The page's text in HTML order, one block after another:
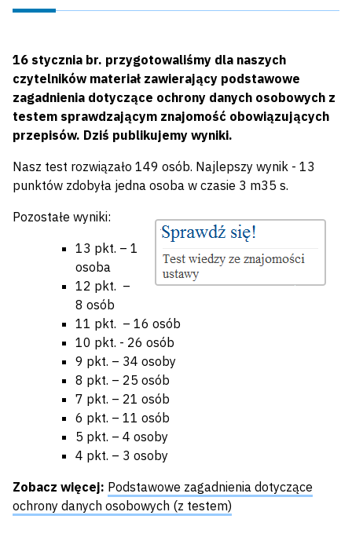
16 stycznia br. przygotowaliśmy dla naszych
czytelników materiał zawierający podstawowe
zagadnienia dotyczące ochrony danych osobowych z
testem sprawdzającym znajomość obowiązujących
przepisów. Dziś publikujemy wyniki.
Nasz test rozwiązało 149 osób. Najlepszy wynik - 13
punktów zdobyła jedna osoba w czasie 3 m35 s.
Pozostałe wyniki:
13 pkt. – 1
osoba
12 pkt. –
8 osób
11 pkt. – 16 osób
10 pkt. - 26 osób
9 pkt. – 34 osoby
8 pkt. – 25 osób
7 pkt. – 21 osób
6 pkt. – 11 osób
5 pkt. – 4 osoby
4 pkt. – 3 osoby
Zobacz więcej: Podstawowe zagadnienia dotyczące
ochrony danych osobowych (z testem)